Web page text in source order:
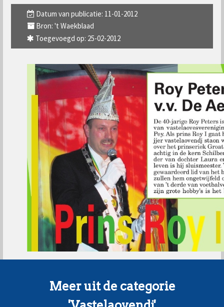
Datum van publicatie: 11-01-2012
Bron: 't Waekblaad
Toegevoegd op: 25-02-2012
Meer uit de categorie